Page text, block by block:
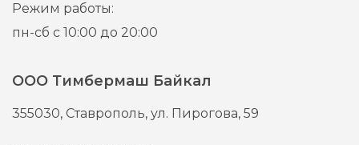
Режим работы:
пн-сб с 10:00 до 20:00
ООО Тимбермаш Байкал
355030, Ставрополь,ул. Пирогова, 59